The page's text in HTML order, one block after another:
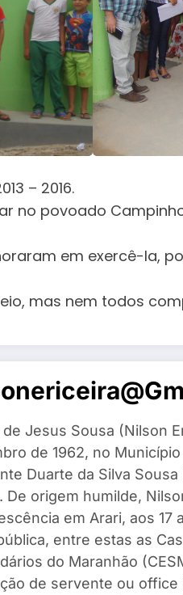
– 2016.
no povoado
em exercê-la,
mas nem todos
de Jesus Sousa (Nilson
de 1962, no
Duarte da Silva
De origem humilde,
em Arari, aos 17
entre estas as
do Maranhão
de servente ou office